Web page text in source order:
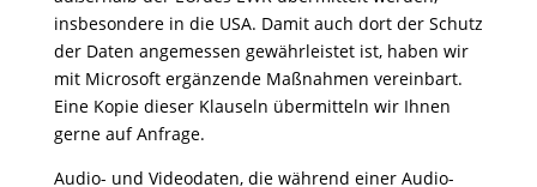
insbesondere in die USA. Damit auch dort der Schutz
der Daten angemessen gewährleistet ist, haben wir
mit Microsoft ergänzende Maßnahmen vereinbart.
Eine Kopie dieser Klauseln übermitteln wir Ihnen
gerne auf Anfrage.
Audio- und Videodaten, die während einer Audio-